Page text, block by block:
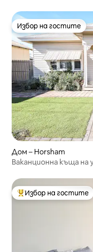
Избор на гостите
Избор на гостите
Дом – Horsham
Ваканционна къща на
Най-популярен избор
Избор на гостите